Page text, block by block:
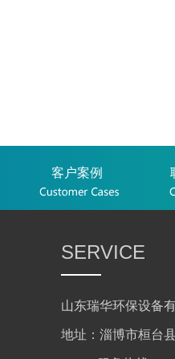
客户案例
SERVICE
山东瑞华环保设备
地址：淄博市桓台